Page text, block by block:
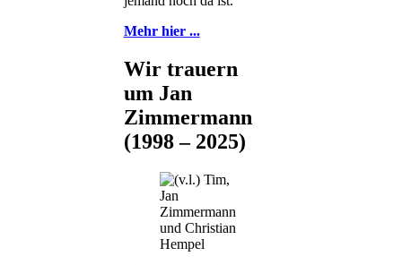
Mehr hier ...
Wir trauern
um Jan
Zimmermann
(1998 – 2025)